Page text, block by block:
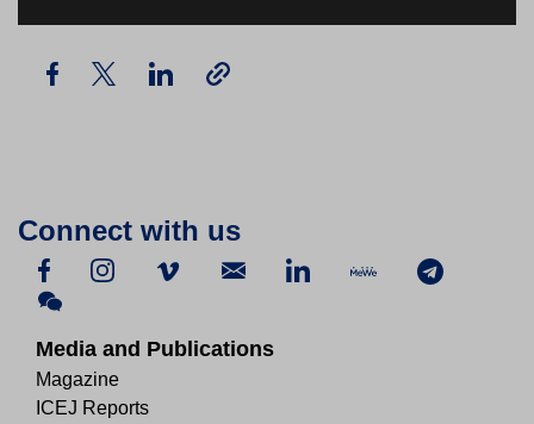
Connect with us
Media and Publications
Magazine
ICEJ Reports